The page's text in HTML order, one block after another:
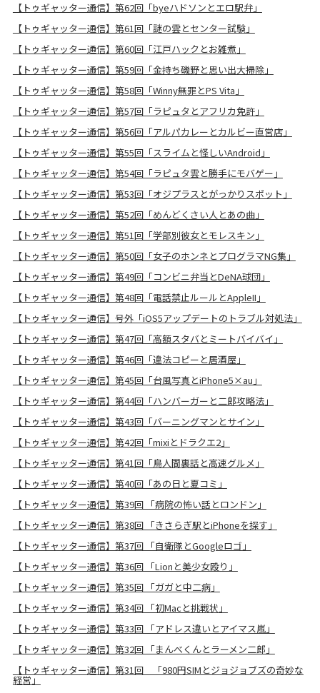
【トゥギャッター通信】第62回「byeハドソンとエロ駅弁」
【トゥギャッター通信】第61回「謎の雲とセンター試験」
【トゥギャッター通信】第60回「江戸ハックとお雑煮」
【トゥギャッター通信】第59回「金持ち磯野と思い出大掃除」
【トゥギャッター通信】第58回「Winny無罪とPS Vita」
【トゥギャッター通信】第57回「ラピュタとアフリカ免許」
【トゥギャッター通信】第56回「アルパカレーとカルビー直営店」
【トゥギャッター通信】第55回「スライムと怪しいAndroid」
【トゥギャッター通信】第54回「ラピュタ雲と勝手にモバゲー」
【トゥギャッター通信】第53回「オジプラスとがっかりスポット」
【トゥギャッター通信】第52回「めんどくさい人とあの曲」
【トゥギャッター通信】第51回「学部別彼女とモレスキン」
【トゥギャッター通信】第50回「女子のホンネとプログラマNG集」
【トゥギャッター通信】第49回「コンビニ弁当とDeNA球団」
【トゥギャッター通信】第48回「電話禁止ルールとAppleII」
【トゥギャッター通信】号外「iOS5アップデートのトラブル対処法」
【トゥギャッター通信】第47回「高額スタバとミートバイバイ」
【トゥギャッター通信】第46回「違法コピーと居酒屋」
【トゥギャッター通信】第45回「台風写真とiPhone5×au」
【トゥギャッター通信】第44回「ハンバーガーと二郎攻略法」
【トゥギャッター通信】第43回「バーニングマンとサイン」
【トゥギャッター通信】第42回「mixiとドラクエ2」
【トゥギャッター通信】第41回「鳥人間裏話と高速グルメ」
【トゥギャッター通信】第40回「あの日と夏コミ」
【トゥギャッター通信】第39回 「病院の怖い話とロンドン」
【トゥギャッター通信】第38回 「きさらぎ駅とiPhoneを探す」
【トゥギャッター通信】第37回 「自衛隊とGoogleロゴ」
【トゥギャッター通信】第36回 「Lionと美少女殴り」
【トゥギャッター通信】第35回 「ガガと中二病」
【トゥギャッター通信】第34回 「初Macと挑戦状」
【トゥギャッター通信】第33回 「アドレス違いとアイマス嵐」
【トゥギャッター通信】第32回 「まんべくんとラーメン二郎」
【トゥギャッター通信】第31回 「980円SIMとジョジョブズの奇妙な
経営」